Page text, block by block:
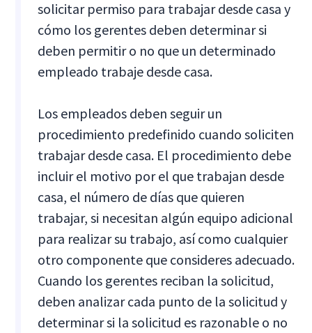
solicitar permiso para trabajar desde casa y
cómo los gerentes deben determinar si
deben permitir o no que un determinado
empleado trabaje desde casa.
Los empleados deben seguir un
procedimiento predefinido cuando soliciten
trabajar desde casa. El procedimiento debe
incluir el motivo por el que trabajan desde
casa, el número de días que quieren
trabajar, si necesitan algún equipo adicional
para realizar su trabajo, así como cualquier
otro componente que consideres adecuado.
Cuando los gerentes reciban la solicitud,
deben analizar cada punto de la solicitud y
determinar si la solicitud es razonable o no